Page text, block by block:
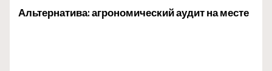
Альтернатива: агрономический аудит на месте